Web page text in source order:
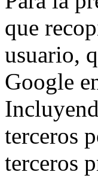
que
usuario,
Google
terceros
terceros